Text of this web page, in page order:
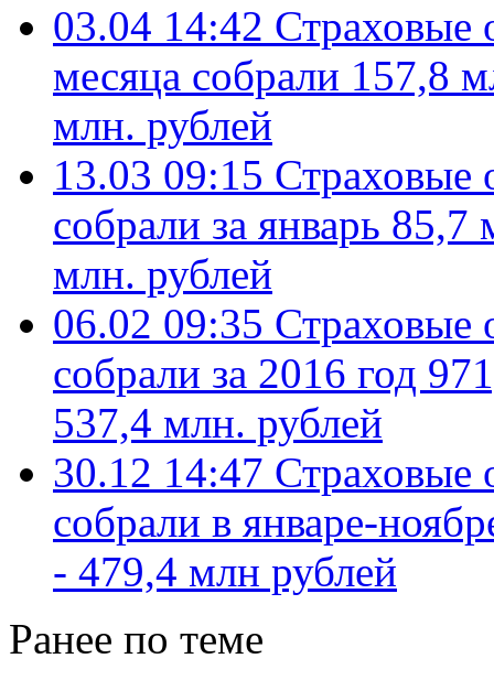
03.04 14:42 Страховые
месяца собрали 157,8
млн. рублей
13.03 09:15 Страховые
собрали за январь
млн. рублей
06.02 09:35 Страховые
собрали за 2016 год
537,4 млн. рублей
30.12 14:47 Страховые
собрали в январе-
- 479,4 млн рублей
Ранее по теме